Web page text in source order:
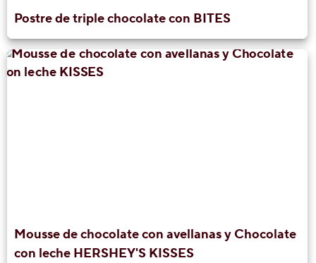
Postre de triple chocolate con BITES
Mousse de chocolate con avellanas y Chocolate
con leche HERSHEY'S KISSES